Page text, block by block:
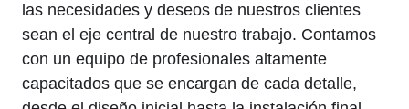
las necesidades y deseos de nuestros clientes
sean el eje central de nuestro trabajo. Contamos
con un equipo de profesionales altamente
capacitados que se encargan de cada detalle,